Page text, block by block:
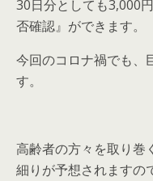
30日分としても3,000
否確認』ができます。
今回のコロナ禍でも、
す。
高齢者の方々を取り巻
細りが予想されますの